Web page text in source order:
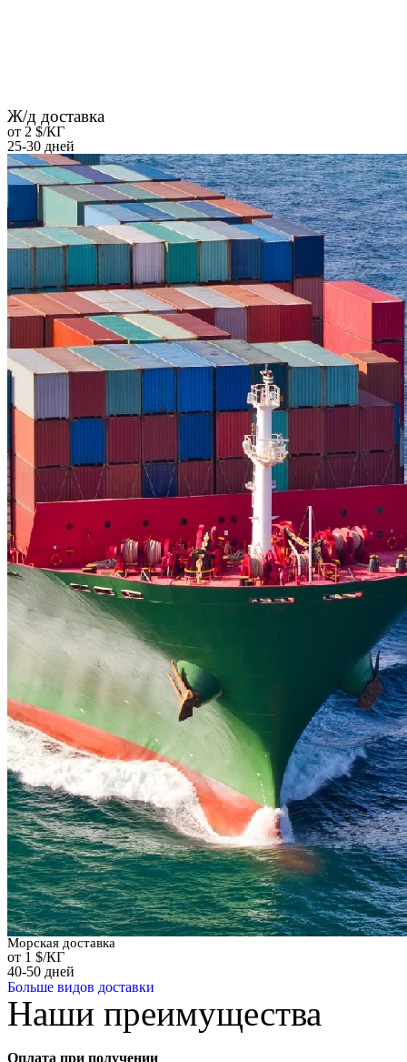
Ж/д доставка
от 2 $/КГ
25-30 дней
Морская доставка
от 1 $/КГ
40-50 дней
Больше видов доставки
Наши преимущества
Оплата при получении